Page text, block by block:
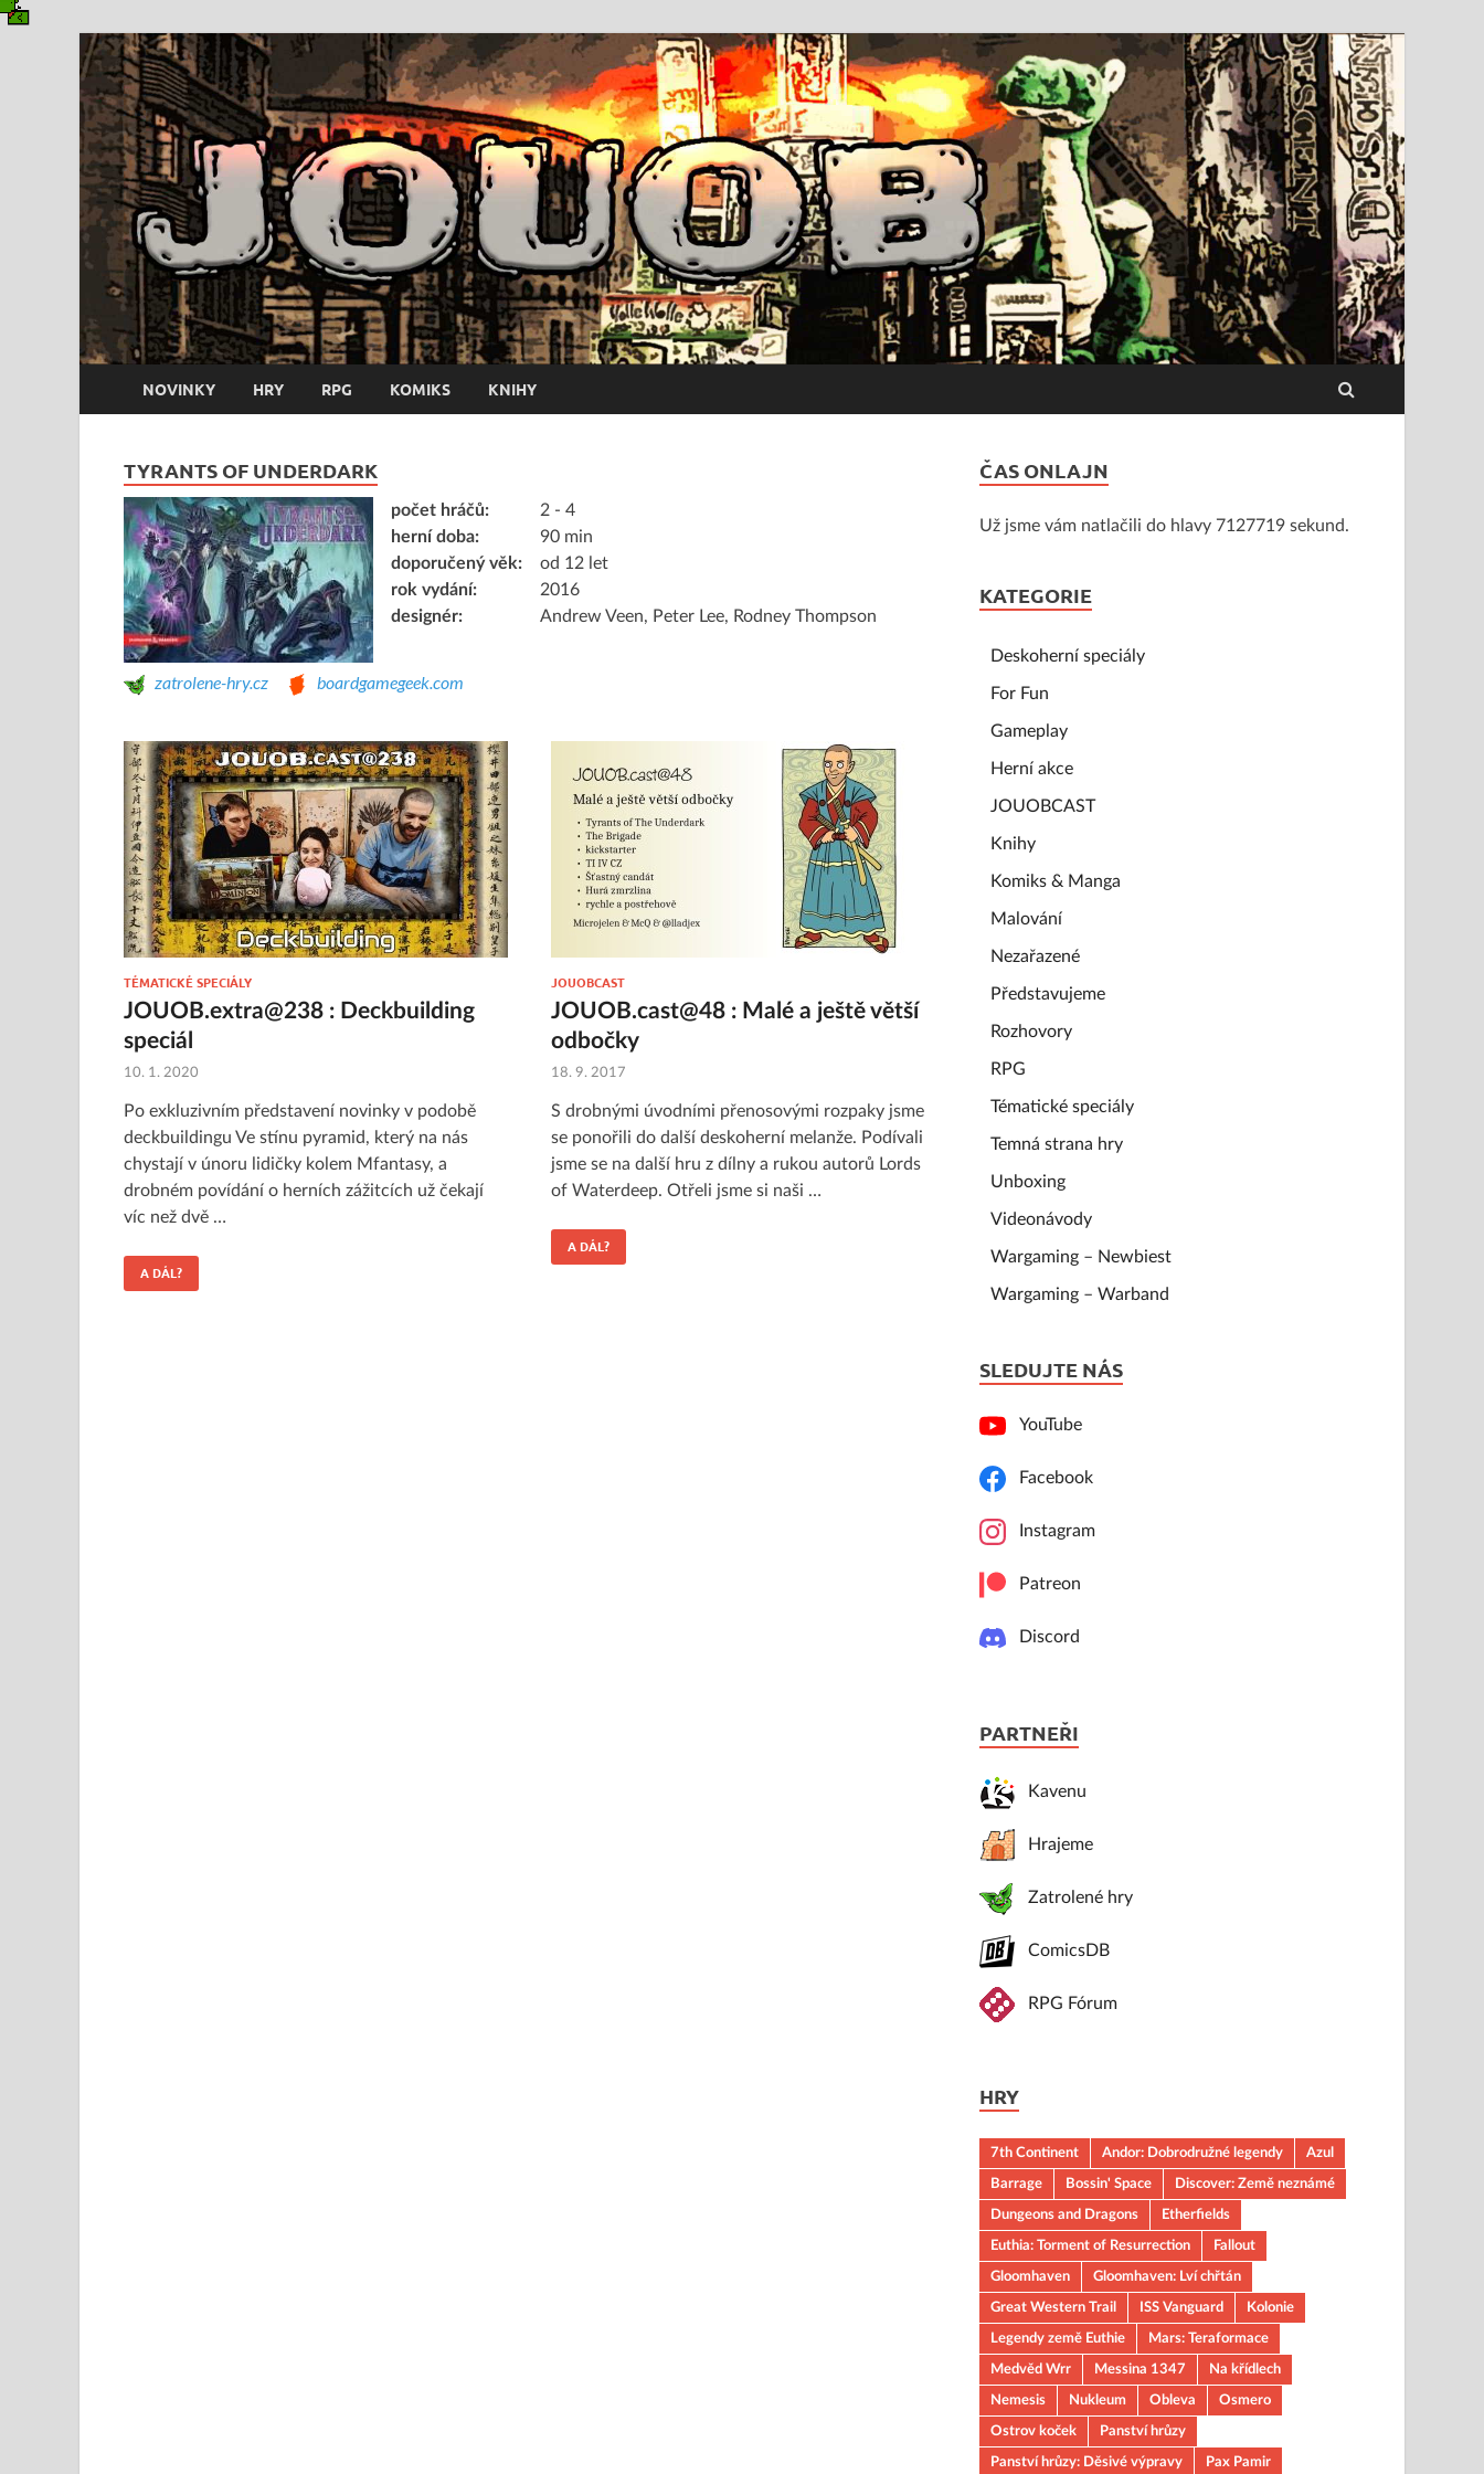
NOVINKY HRY RPG KOMIKS KNIHY
TYRANTS OF UNDERDARK
počet hráčů:
2 - 4
herní doba:
90 min
doporučený věk:
od 12 let
rok vydání:
2016
designér:
Andrew Veen, Peter Lee, Rodney Thompson
zatrolene-hry.cz boardgamegeek.com
TÉMATICKÉ SPECIÁLY
JOUOB.extra@238 : Deckbuilding
speciál
10. 1. 2020
Po exkluzivním představení novinky v podobě
deckbuildingu Ve stínu pyramid, který na nás
chystají v únoru lidičky kolem Mfantasy, a
drobném povídání o herních zážitcích už čekají
víc než dvě …
A DÁL?
JOUOBCAST
JOUOB.cast@48 : Malé a ještě větší
odbočky
18. 9. 2017
S drobnými úvodními přenosovými rozpaky jsme
se ponořili do další deskoherní melanže. Podívali
jsme se na další hru z dílny a rukou autorů Lords
of Waterdeep. Otřeli jsme si naši …
A DÁL?
ČAS ONLAJN
Už jsme vám natlačili do hlavy 7127719 sekund.
KATEGORIE
Deskoherní speciály
For Fun
Gameplay
Herní akce
JOUOBCAST
Knihy
Komiks & Manga
Malování
Nezařazené
Představujeme
Rozhovory
RPG
Tématické speciály
Temná strana hry
Unboxing
Videonávody
Wargaming – Newbiest
Wargaming – Warband
SLEDUJTE NÁS
YouTube
Facebook
Instagram
Patreon
Discord
PARTNEŘI
Kavenu
Hrajeme
Zatrolené hry
ComicsDB
RPG Fórum
HRY
7th Continent Andor: Dobrodružné legendy
Azul
Barrage
Bossin' Space
Discover: Země neznámé
Dungeons and Dragons
Etherfields
Euthia: Torment of Resurrection
Fallout
Gloomhaven
Gloomhaven: Lví chřtán
Great Western Trail
ISS Vanguard
Kolonie
Legendy země Euthie
Mars: Teraformace
Medvěd Wrr
Messina 1347
Na křídlech
Nemesis
Nukleum Obleva
Osmero
Ostrov koček
Panství hrůzy
Panství hrůzy: Děsivé výpravy
Pax Pamir